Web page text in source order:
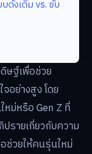
ดั้งเดิม vs. ขับ
ษฐ์เพื่อช่วย
อย่างสูง โดย
หม่หรือ Gen Z ที่
รายเกี่ยวกับความ
ช่วยให้คนรุ่นใหม่